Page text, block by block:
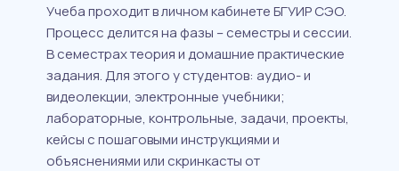
Учеба проходит в личном кабинете БГУИР СЭО.
Процесс делится на фазы – семестры и сессии.
В семестрах теория и домашние практические
задания. Для этого у студентов: аудио- и
видеолекции, электронные учебники;
лабораторные, контрольные, задачи, проекты,
кейсы с пошаговыми инструкциями и
объяснениями или скринкасты от